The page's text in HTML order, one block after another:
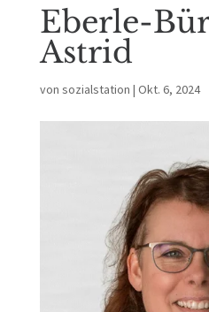
Eberle-
Astrid
von sozialstation | Okt. 6, 2024